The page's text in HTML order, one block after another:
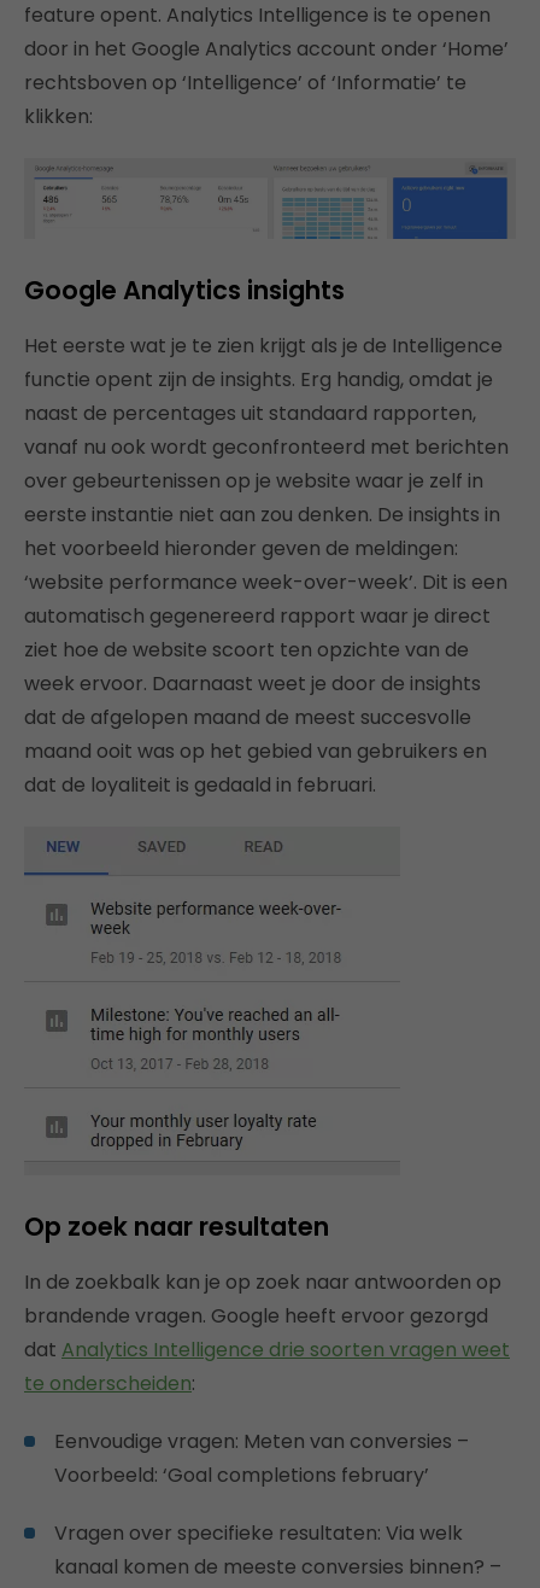
feature opent. Analytics Intelligence is te openen
door in het Google Analytics account onder ‘Home’
rechtsboven op ‘Intelligence’ of ‘Informatie’ te
klikken:
Google Analytics insights
Het eerste wat je te zien krijgt als je de Intelligence
functie opent zijn de insights. Erg handig, omdat je
naast de percentages uit standaard rapporten,
vanaf nu ook wordt geconfronteerd met berichten
over gebeurtenissen op je website waar je zelf in
eerste instantie niet aan zou denken. De insights in
het voorbeeld hieronder geven de meldingen:
‘website performance week-over-week’. Dit is een
automatisch gegenereerd rapport waar je direct
ziet hoe de website scoort ten opzichte van de
week ervoor. Daarnaast weet je door de insights
dat de afgelopen maand de meest succesvolle
maand ooit was op het gebied van gebruikers en
dat de loyaliteit is gedaald in februari.
Op zoek naar resultaten
In de zoekbalk kan je op zoek naar antwoorden op
brandende vragen. Google heeft ervoor gezorgd
dat Analytics Intelligence drie soorten vragen weet
te onderscheiden:
Eenvoudige vragen: Meten van conversies –
Voorbeeld: ‘Goal completions february’
Vragen over specifieke resultaten: Via welk
kanaal komen de meeste conversies binnen? –